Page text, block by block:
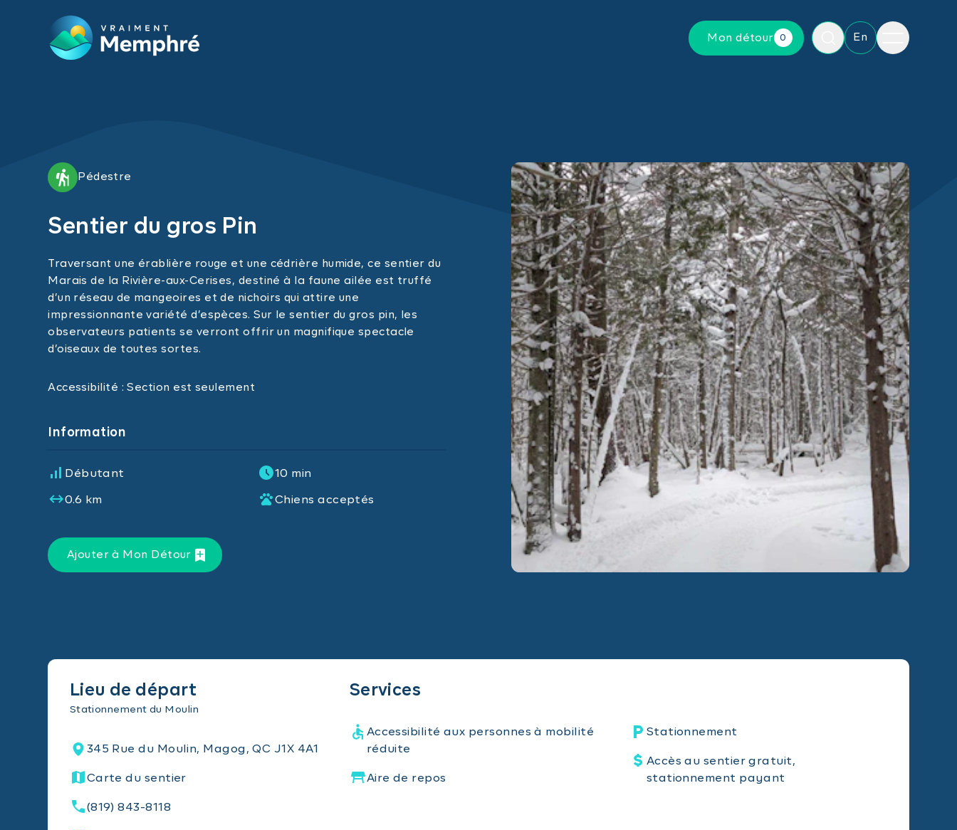
Mon détour 0 En
Menu
Pédestre
Sentier du gros Pin
Traversant une érablière rouge et une cédrière humide, ce sentier du
Marais de la Rivière-aux-Cerises, destiné à la faune ailée est truffé
d’un réseau de mangeoires et de nichoirs qui attire une
impressionnante variété d’espèces. Sur le sentier du gros pin, les
observateurs patients se verront offrir un magnifique spectacle
d’oiseaux de toutes sortes.
Accessibilité : Section est seulement
Information
Débutant 10 min
0.6 km Chiens acceptés
Ajouter à Mon Détour
Lieu de départ
Stationnement du Moulin
345 Rue du Moulin, Magog, QC J1X 4A1
Carte du sentier
(819) 843-8118
Services
Accessibilité aux personnes à mobilité
réduite
Aire de repos
Stationnement
Accès au sentier gratuit,
stationnement payant